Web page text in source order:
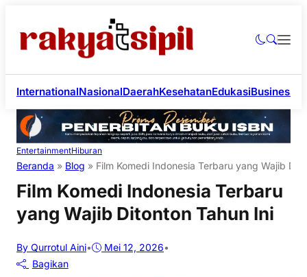
InternationalNasionalDaerahKesehatanEdukasiBusiness
EntertainmentHiburan
Beranda » Blog » Film Komedi Indonesia Terbaru yang Wajib
Film Komedi Indonesia Terbaru
yang Wajib Ditonton Tahun Ini
By Qurrotul Aini• Mei 12, 2026•
Bagikan